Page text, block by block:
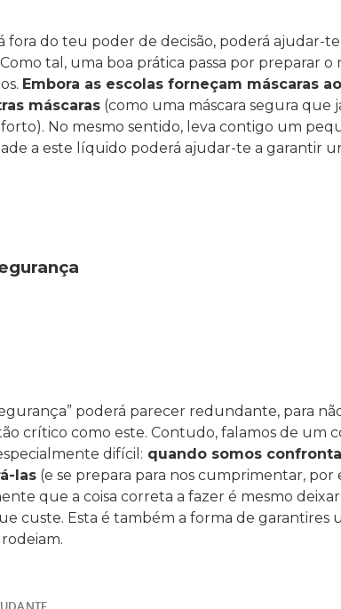
do teu poder de decisão, poderá ajudar-te
tal, uma boa prática passa por preparar
Embora as escolas forneçam máscaras
máscaras (como uma máscara segura que
No mesmo sentido, leva contigo um
a este líquido poderá ajudar-te a garantir
poderá parecer redundante, para
crítico como este. Contudo, falamos de um
difícil: quando somos
las (e se prepara para nos cumprimentar, por
que a coisa correta a fazer é mesmo
custe. Esta é também a forma de garantires